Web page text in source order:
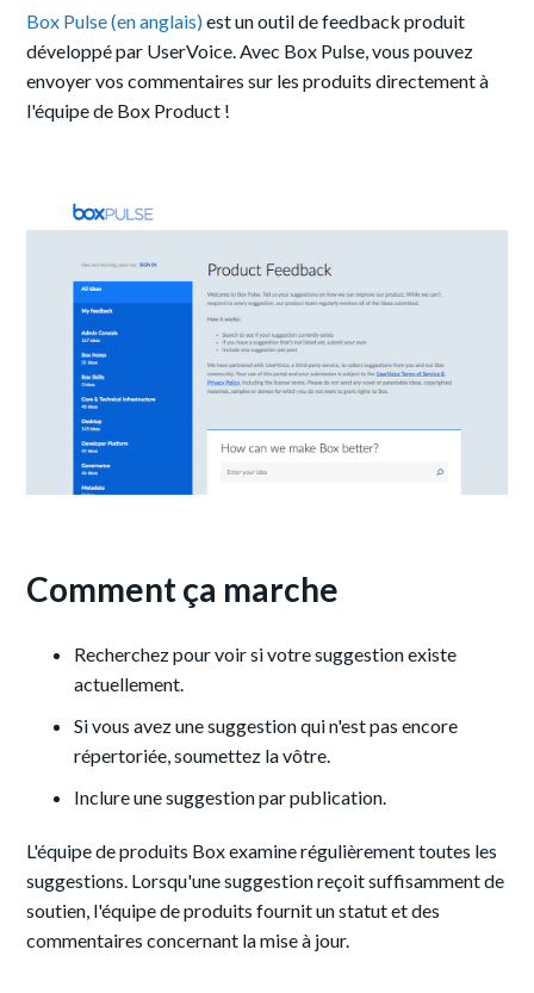
Box Pulse (en anglais)est un outil de feedback produit
développé par UserVoice. Avec Box Pulse, vous pouvez
envoyer vos commentaires sur les produits directement à
l'équipe de Box Product !
Comment ça marche
Recherchez pour voir si votre suggestion existe
actuellement.
Si vous avez une suggestion qui n'est pas encore
répertoriée, soumettez la vôtre.
Inclure une suggestion par publication.
L'équipe de produits Box examine régulièrement toutes les
suggestions. Lorsqu'une suggestion reçoit suffisamment de
soutien, l'équipe de produits fournit un statut et des
commentaires concernant la mise à jour.